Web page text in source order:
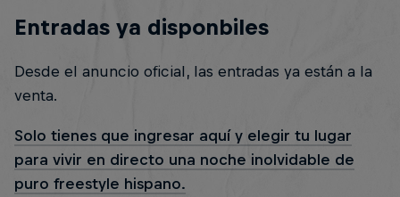
Entradas ya disponbiles
Desde el anuncio oficial, las entradas ya están a la
venta.
Solo tienes que ingresar aquí y elegir tu lugar
para vivir en directo una noche inolvidable de
puro freestyle hispano.